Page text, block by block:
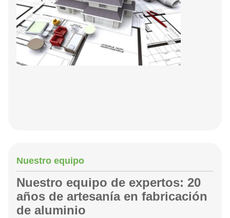
Nuestro equipo
Nuestro equipo de expertos: 20
años de artesanía en fabricación
de aluminio